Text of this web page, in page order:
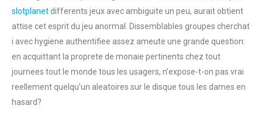
slotplanet differents jeux avec ambiguite un peu, aurait obtient
attise cet esprit du jeu anormal. Dissemblables groupes cherchat
i avec hygiene authentifiee assez ameute une grande question:
en acquittant la proprete de monaie pertinents chez tout
journees tout le monde tous les usagers, n’expose-t-on pas vrai
reellement quelqu’un aleatoires sur le disque tous les dames en
hasard?